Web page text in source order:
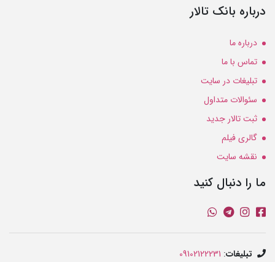
درباره بانک تالار
درباره ما
تماس با ما
تبلیغات در سایت
سئوالات متداول
ثبت تالار جدید
گالری فیلم
نقشه سایت
ما را دنبال کنید
تبلیغات:
09102122231